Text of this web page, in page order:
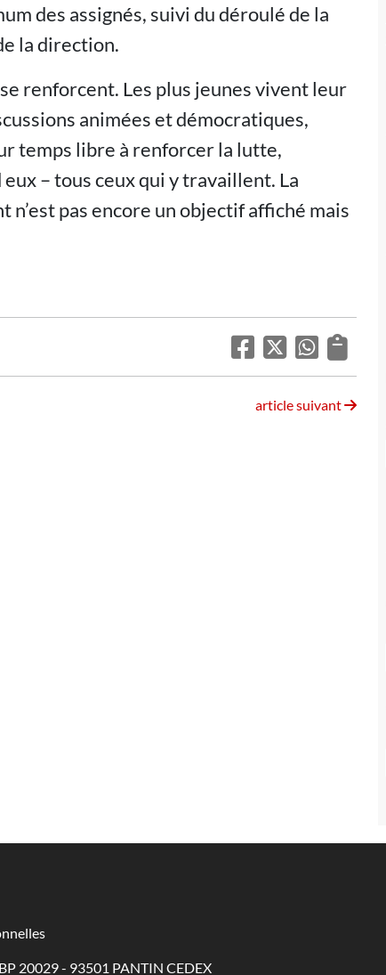
des assignés, suivi du déroulé de la
la direction.
renforcent. Les plus jeunes vivent leur
animées et démocratiques,
temps libre à renforcer la lutte,
eux – tous ceux qui y travaillent. La
pas encore un objectif affiché mais
article suivant
20029 - 93501 PANTIN CEDEX